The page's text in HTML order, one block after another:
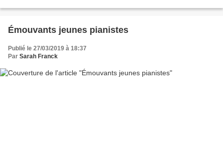
Émouvants jeunes pianistes
Publié le 27/03/2019 à 18:37
Par Sarah Franck